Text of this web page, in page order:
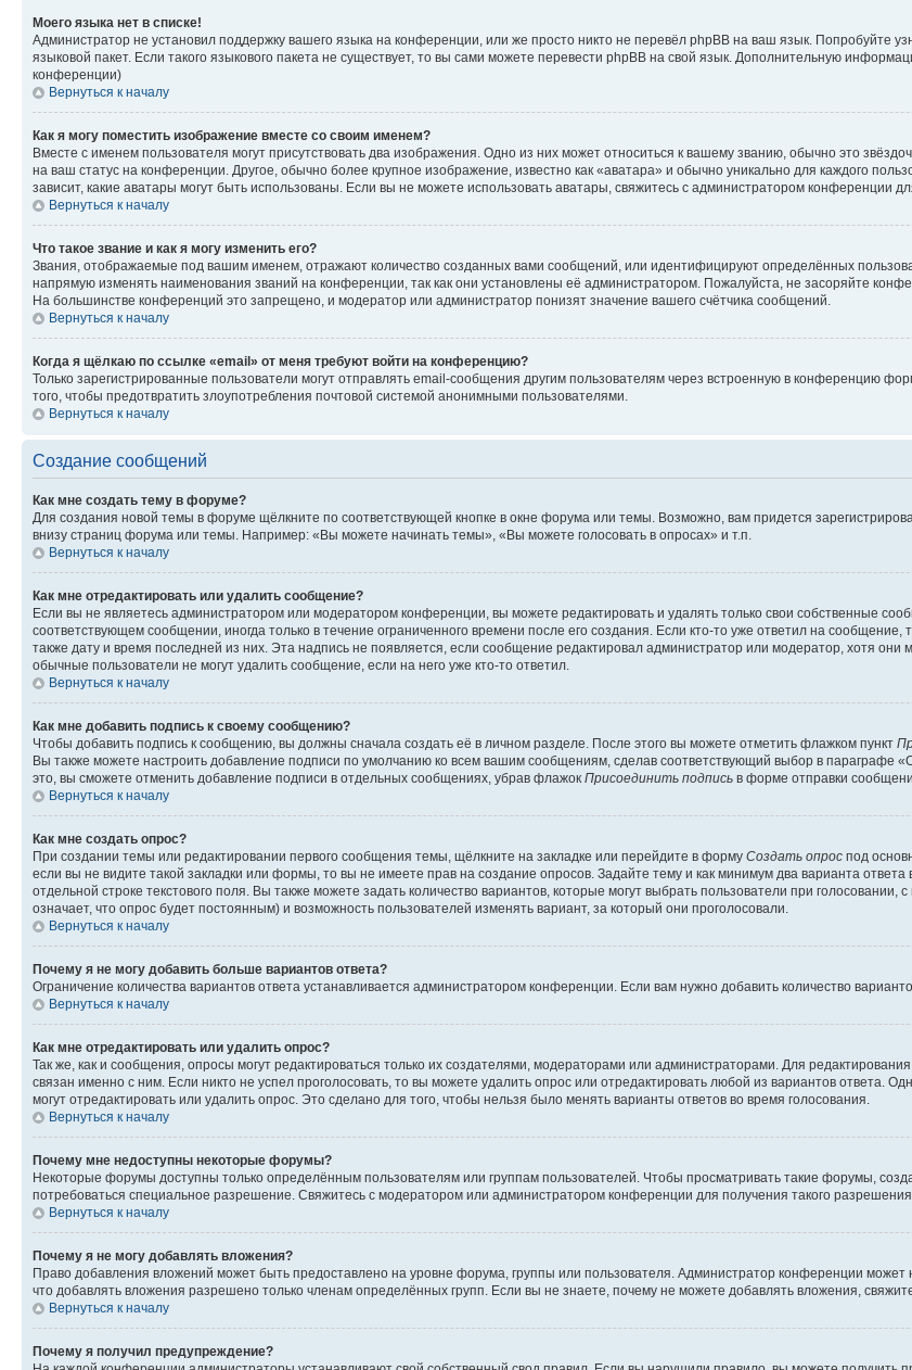
Моего языка нет в списке!
Администратор не установил поддержку вашего языка на конференции, или же просто никто не перевёл phpBB на ваш язык. Попробуйте
языковой пакет. Если такого языкового пакета не существует, то вы сами можете перевести phpBB на свой язык. Дополнительную
конференции)
Вернуться к началу
Как я могу поместить изображение вместе со своим именем?
Вместе с именем пользователя могут присутствовать два изображения. Одно из них может относиться к вашему званию, обычно это
на ваш статус на конференции. Другое, обычно более крупное изображение, известно как «аватара» и обычно уникально для каждого
зависит, какие аватары могут быть использованы. Если вы не можете использовать аватары, свяжитесь с администратором конференции
Вернуться к началу
Что такое звание и как я могу изменить его?
Звания, отображаемые под вашим именем, отражают количество созданных вами сообщений, или идентифицируют определённых
напрямую изменять наименования званий на конференции, так как они установлены её администратором. Пожалуйста, не засоряйте
На большинстве конференций это запрещено, и модератор или администратор понизят значение вашего счётчика сообщений.
Вернуться к началу
Когда я щёлкаю по ссылке «email» от меня требуют войти на конференцию?
Только зарегистрированные пользователи могут отправлять email-сообщения другим пользователям через встроенную в конференцию
того, чтобы предотвратить злоупотребления почтовой системой анонимными пользователями.
Вернуться к началу
Создание сообщений
Как мне создать тему в форуме?
Для создания новой темы в форуме щёлкните по соответствующей кнопке в окне форума или темы. Возможно, вам придется
внизу страниц форума или темы. Например: «Вы можете начинать темы», «Вы можете голосовать в опросах» и т.п.
Вернуться к началу
Как мне отредактировать или удалить сообщение?
Если вы не являетесь администратором или модератором конференции, вы можете редактировать и удалять только свои собственные
соответствующем сообщении, иногда только в течение ограниченного времени после его создания. Если кто-то уже ответил на
также дату и время последней из них. Эта надпись не появляется, если сообщение редактировал администратор или модератор, хотя
обычные пользователи не могут удалить сообщение, если на него уже кто-то ответил.
Вернуться к началу
Как мне добавить подпись к своему сообщению?
Чтобы добавить подпись к сообщению, вы должны сначала создать её в личном разделе. После этого вы можете отметить флажком пункт
Вы также можете настроить добавление подписи по умолчанию ко всем вашим сообщениям, сделав соответствующий выбор в параграфе
это, вы сможете отменить добавление подписи в отдельных сообщениях, убрав флажок Присоединить подпись в форме отправки
Вернуться к началу
Как мне создать опрос?
При создании темы или редактировании первого сообщения темы, щёлкните на закладке или перейдите в форму Создать опрос под
если вы не видите такой закладки или формы, то вы не имеете прав на создание опросов. Задайте тему и как минимум два варианта
отдельной строке текстового поля. Вы также можете задать количество вариантов, которые могут выбрать пользователи при
означает, что опрос будет постоянным) и возможность пользователей изменять вариант, за который они проголосовали.
Вернуться к началу
Почему я не могу добавить больше вариантов ответа?
Ограничение количества вариантов ответа устанавливается администратором конференции. Если вам нужно добавить количество
Вернуться к началу
Как мне отредактировать или удалить опрос?
Так же, как и сообщения, опросы могут редактироваться только их создателями, модераторами или администраторами. Для
связан именно с ним. Если никто не успел проголосовать, то вы можете удалить опрос или отредактировать любой из вариантов ответа.
могут отредактировать или удалить опрос. Это сделано для того, чтобы нельзя было менять варианты ответов во время голосования.
Вернуться к началу
Почему мне недоступны некоторые форумы?
Некоторые форумы доступны только определённым пользователям или группам пользователей. Чтобы просматривать такие форумы,
потребоваться специальное разрешение. Свяжитесь с модератором или администратором конференции для получения такого разрешения.
Вернуться к началу
Почему я не могу добавлять вложения?
Право добавления вложений может быть предоставлено на уровне форума, группы или пользователя. Администратор конференции
что добавлять вложения разрешено только членам определённых групп. Если вы не знаете, почему не можете добавлять вложения,
Вернуться к началу
Почему я получил предупреждение?